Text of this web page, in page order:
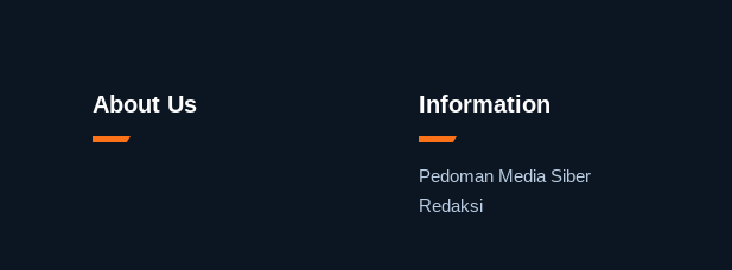
About Us Information
Pedoman Media Siber
Redaksi